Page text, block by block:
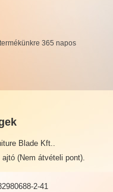
365 napos
Blade Kft..
(Nem átvételi pont).
2-41